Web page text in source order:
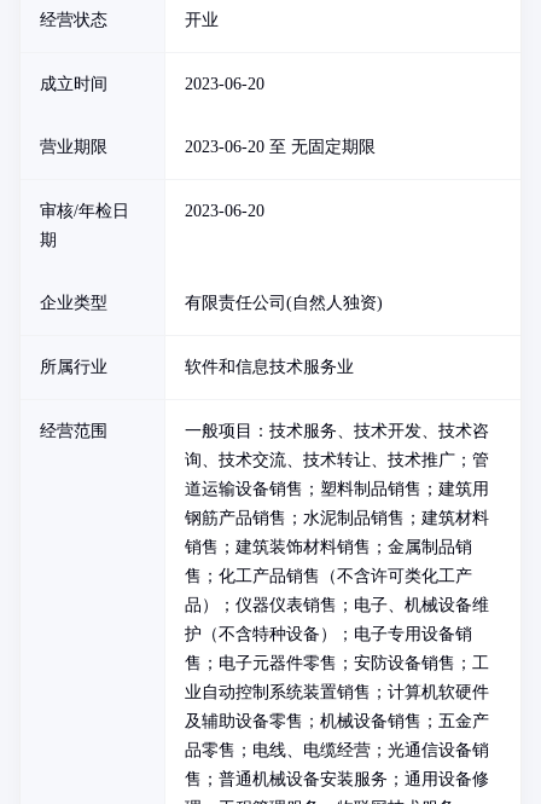
经营状态 开业
成立时间 2023-06-20
营业期限 2023-06-20 至 无固定期限
审核/年检日
期
2023-06-20
企业类型 有限责任公司(自然人独资)
所属行业 软件和信息技术服务业
经营范围
一般项目：技术服务、技术开发、技术咨
询、技术交流、技术转让、技术推广；管
道运输设备销售；塑料制品销售；建筑用
钢筋产品销售；水泥制品销售；建筑材料
销售；建筑装饰材料销售；金属制品销
售；化工产品销售（不含许可类化工产
品）；仪器仪表销售；电子、机械设备维
护（不含特种设备）；电子专用设备销
售；电子元器件零售；安防设备销售；工
业自动控制系统装置销售；计算机软硬件
及辅助设备零售；机械设备销售；五金产
品零售；电线、电缆经营；光通信设备销
售；普通机械设备安装服务；通用设备修